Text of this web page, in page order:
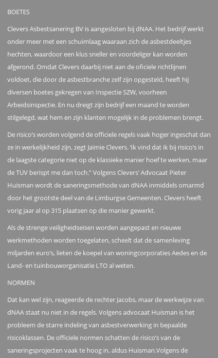
BOETES
Clevers Asbestsanering BV is aangesloten bij dNAA. Het bedrijf werkt
onder meer met een schuimlaag waaraan zich de asbestdeeltjes
hechten, waardoor een klus sneller en voordeliger kan worden
afgerond. Omdat Clevers daarbij niet aan de oficiele richtlijnen
voldoet, die door de asbestbranche zelf zijn opgesteld, heeft hij
diversen boetes gekregen van Inspectie SZW, voorheen
Arbeidsinspectie. En nu dreigt zijn bedrijf een maand te worden
stilgelegd, wat hem en zijn klanten mogelijk in de problemen brengt.
De risico’s worden volgend de officiele regels vaak hoger ingeschat dan
ze in werkelijkheid zijn, zegt Jaimie Clevers. ‘Ik vind dat ik bij risico’s in
de laagste categorie niet op de klassieke manier hoef te werken, maar
de TUV berispt me dan toch.” Volgens Clevers’ Advocaat Pieter
Huisman wordt de saneringsmethode van dNAA inmiddels omarmd
door het grootste deel van de Limburgse Gemeenten. Clevers heeft
vorig jaar al op 315 plaatsen op die manier gewerkt.
Als de strenge veiligheidseisen worden aangepast en nieuwe
werkmethoden worden toegelaten, scheelt dat de samenleving
miljarden euro’s, lieten de koepel van woningcorporaties Aedes en de
Land- en tuinbouworganisatie LTO al weten.
NORMEN
Dat kan wel zijn, reageerde de rechter Jacobs, maar de werkwijze van
dNAA staat nu niet in de regels. Volgens advocaat Huisman is het
probleem de starre indeling van asbestverwerking in bepaalde
risicoklassen. De officiele normen schatten de risico’s van de
saneringsprojecten vaak te hoog in, aldus Huisman.Volgens de